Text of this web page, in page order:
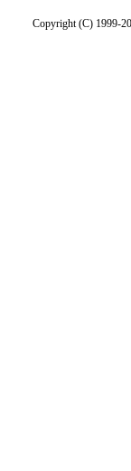
Copyright (C) 1999-